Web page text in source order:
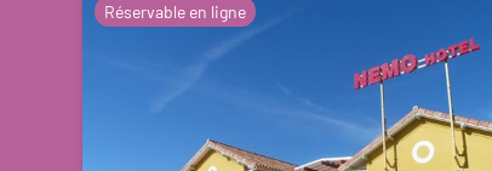
Réservable en ligne